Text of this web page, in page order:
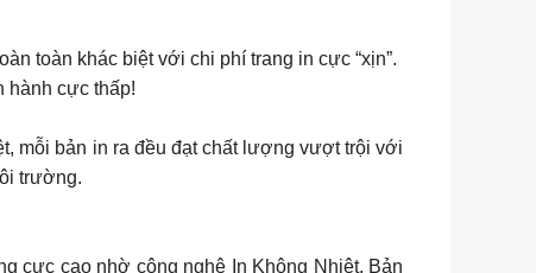
toàn khác biệt với chi phí trang in cực “xịn”.
hành cực thấp!
mỗi bản in ra đều đạt chất lượng vượt trội với
trường.
cực cao nhờ công nghệ In Không Nhiệt. Bản